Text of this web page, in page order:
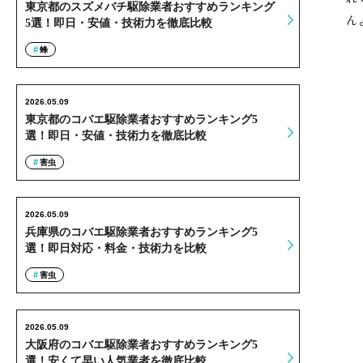
ん
東京都のスズメバチ駆除業者おすすめランキング
5選！即日・安値・技術力を徹底比較
蜂
東京都のコバエ駆除業者おすすめランキング5
選！即日・安値・技術力を徹底比較
2026.05.09
害虫
兵庫県のコバエ駆除業者おすすめランキング5
選！即日対応・料金・技術力を比較
2026.05.09
害虫
大阪府のコバエ駆除業者おすすめランキング5
2026.05.09